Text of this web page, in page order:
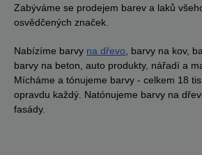
Zabýváme se prodejem barev a laků
osvědčených značek.
Nabízíme barvy na dřevo, barvy na kov,
barvy na beton, auto produkty, nářadí a
Mícháme a tónujeme barvy - celkem 18
opravdu každý. Natónujeme barvy na
fasády.